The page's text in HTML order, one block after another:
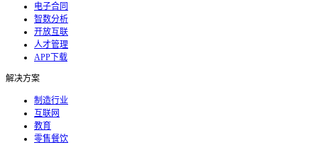
电子合同
智数分析
开放互联
人才管理
APP下载
解决方案
制造行业
互联网
教育
零售餐饮